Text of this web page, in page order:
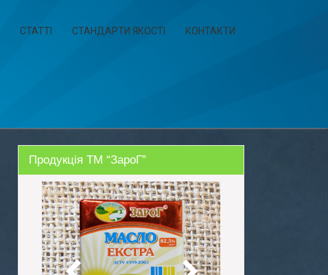
СТАТТІ СТАНДАРТИ ЯКОСТІ КОНТАКТИ
Продукція ТМ “ЗароГ”